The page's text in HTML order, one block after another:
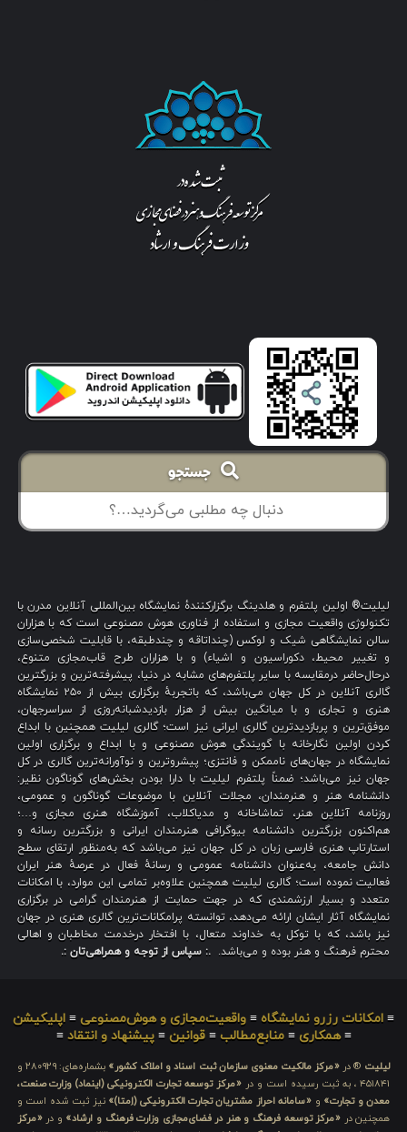
جستجو
لیلیت® اولین پلتفرم و هلدینگ برگزارکنندهٔ نمایشگاه بین‌المللی آنلاین مدرن با
تکنولوژی واقعیت مجازی و استفاده از فناوری هوش مصنوعی است که با هزاران
سالن نمایشگاهی شیک و لوکس (چنداتاقه و چندطبقه، با قابلیت شخصی‌سازی
و تغییر محیط، دکوراسیون و اشیاء) و با هزاران طرح قاب‌مجازی متنوع،
درحال‌حاضر درمقایسه با سایر پلتفرم‌های مشابه در دنیا، پیشرفته‌ترین و بزرگترین
گالری آنلاین در کل جهان می‌باشد، که باتجربهٔ برگزاری بیش از ۲۵۰ نمایشگاه
هنری و تجاری و با میانگین بیش از هزار بازدیدشبانه‌روزی از سراسرجهان،
موفق‌ترین و پربازدیدترین گالری ایرانی نیز است؛ گالری لیلیت همچنین با ابداع
کردن اولین نگارخانه با گویندگی هوش مصنوعی و با ابداع و برگزاری اولین
نمایشگاه در جهان‌های ناممکن و فانتزی؛ پیشروترین و نوآورانه‌ترین گالری در کل
جهان نیز می‌باشد؛ ضمناً پلتفرم لیلیت با دارا بودن بخش‌های گوناگون نظیر:
دانشنامه هنر و هنرمندان، مجلات آنلاین با موضوعات گوناگون و عمومی،
روزنامه آنلاین هنر، تماشاخانه و مدیاکلاب، آموزشگاه هنری مجازی و…؛
هم‌اکنون بزرگترین دانشنامه بیوگرافی هنرمندان ایرانی و بزرگترین رسانه و
استارتاپ هنری فارسی زبان در کل جهان نیز می‌باشد که به‌منظور ارتقای سطح
دانش جامعه، به‌عنوان دانشنامه عمومی و رسانهٔ فعال در عرصهٔ هنر ایران
فعالیت نموده است؛ گالری لیلیت همچنین علاوه‌بر تمامی این موارد، با امکانات
متعدد و بسیار ارزشمندی که در جهت حمایت از هنرمندان گرامی در برگزاری
نمایشگاه آثار ایشان ارائه می‌دهد، توانسته پرامکانات‌ترین گالری هنری در جهان
نیز باشد، که با توکل به خداوند متعال، با افتخار درخدمت مخاطبان و اهالی
محترم فرهنگ و هنر بوده و می‌باشد. .: سپاس از توجه و همراهی‌تان :.
≡ امکانات رزرو نمایشگاه ≡ واقعیت‌مجازی و هوش‌مصنوعی ≡ اپلیکیشن
≡همکاری ≡منابع‌مطالب ≡قوانین ≡پیشنهاد و انتقاد ≡
لیلیت ® در «مرکز مالکیت معنوی سازمان ثبت اسناد و املاک کشور»
بشماره‌های: ۲۸۰۹۲۹ و
۴۵۱۸۴۱ ، به ثبت رسیده است و در
«مرکز توسعه تجارت الکترونیکی (اینماد) وزارت صنعت،
معدن و تجارت» و «سامانه احراز مشتریان تجارت الکترونیکی (اِمتا)» نیز ثبت شده است و
همچنین در «مرکز توسعه فرهنگ و هنر در فضای‌مجازی وزارت فرهنگ و ارشاد» و در«مرکز